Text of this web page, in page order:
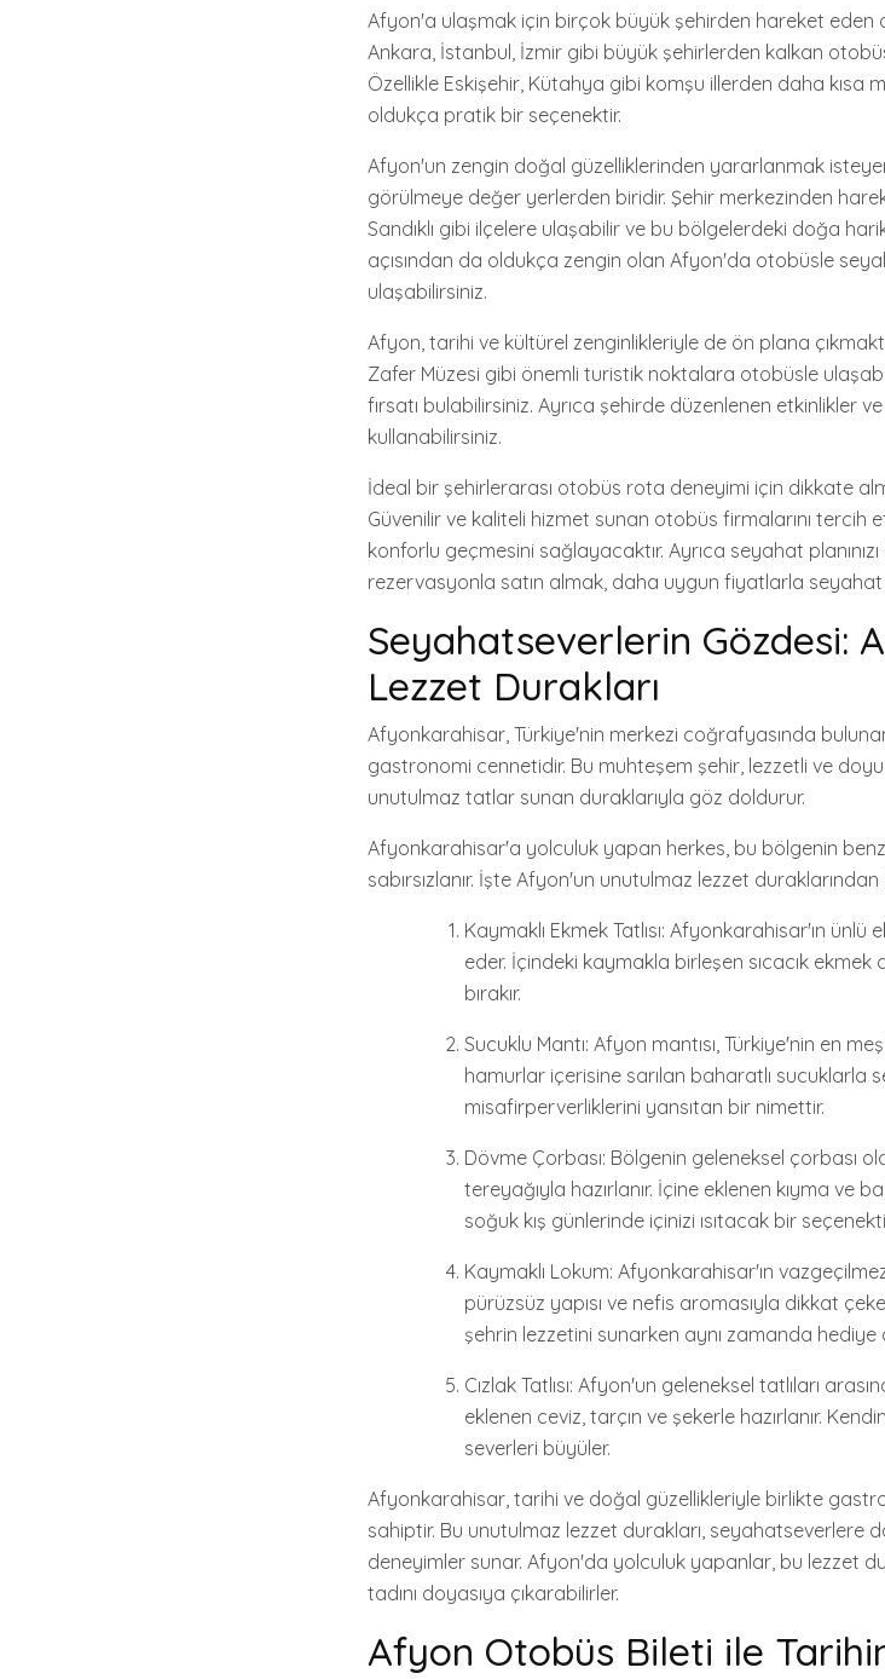
Afyon'a ulaşmak için birçok büyük şehirden hareket eden
Ankara, İstanbul, İzmir gibi büyük şehirlerden kalkan
Özellikle Eskişehir, Kütahya gibi komşu illerden daha
oldukça pratik bir seçenektir.
Afyon'un zengin doğal güzelliklerinden yararlanmak
görülmeye değer yerlerden biridir. Şehir merkezinden
Sandıklı gibi ilçelere ulaşabilir ve bu bölgelerdeki doğa
açısından da oldukça zengin olan Afyon'da otobüsle
ulaşabilirsiniz.
Afyon, tarihi ve kültürel zenginlikleriyle de ön plana
Zafer Müzesi gibi önemli turistik noktalara otobüsle
fırsatı bulabilirsiniz. Ayrıca şehirde düzenlenen etkinlikler
kullanabilirsiniz.
İdeal bir şehirlerarası otobüs rota deneyimi için dikkate
Güvenilir ve kaliteli hizmet sunan otobüs firmalarını tercih
konforlu geçmesini sağlayacaktır. Ayrıca seyahat
rezervasyonla satın almak, daha uygun fiyatlarla seyahat
Seyahatseverlerin Gözdesi:
Lezzet Durakları
Afyonkarahisar, Türkiye'nin merkezi coğrafyasında
gastronomi cennetidir. Bu muhteşem şehir, lezzetli ve
unutulmaz tatlar sunan duraklarıyla göz doldurur.
Afyonkarahisar'a yolculuk yapan herkes, bu bölgenin
sabırsızlanır. İşte Afyon'un unutulmaz lezzet duraklarından
Kaymaklı Ekmek Tatlısı: Afyonkarahisar'ın ünlü
eder. İçindeki kaymakla birleşen sıcacık
bırakır.
Sucuklu Mantı: Afyon mantısı, Türkiye'nin en
hamurlar içerisine sarılan baharatlı sucuklarla
misafirperverliklerini yansıtan bir nimettir.
Dövme Çorbası: Bölgenin geleneksel çorbası
tereyağıyla hazırlanır. İçine eklenen kıyma ve
soğuk kış günlerinde içinizi ısıtacak bir
Kaymaklı Lokum: Afyonkarahisar'ın
pürüzsüz yapısı ve nefis aromasıyla dikkat
şehrin lezzetini sunarken aynı zamanda
Cızlak Tatlısı: Afyon'un geleneksel tatlıları
eklenen ceviz, tarçın ve şekerle hazırlanır.
severleri büyüler.
Afyonkarahisar, tarihi ve doğal güzellikleriyle birlikte
sahiptir. Bu unutulmaz lezzet durakları, seyahatseverlere
deneyimler sunar. Afyon'da yolculuk yapanlar, bu lezzet
tadını doyasıya çıkarabilirler.
Afyon Otobüs Bileti ile